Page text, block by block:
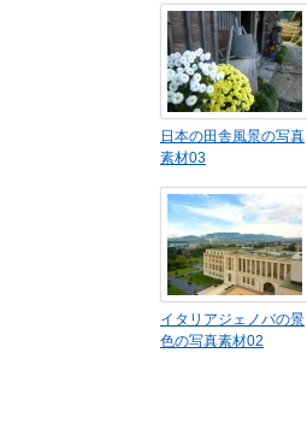
日本の田舎風景の写真
素材03
イタリアジェノバの景
色の写真素材02